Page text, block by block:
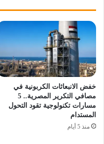
خفض الانبعاثات الكربونية في
مصافي التكرير المصرية.. 5
مسارات تكنولوجية تقود التحول
المستدام
منذ 5 أيام